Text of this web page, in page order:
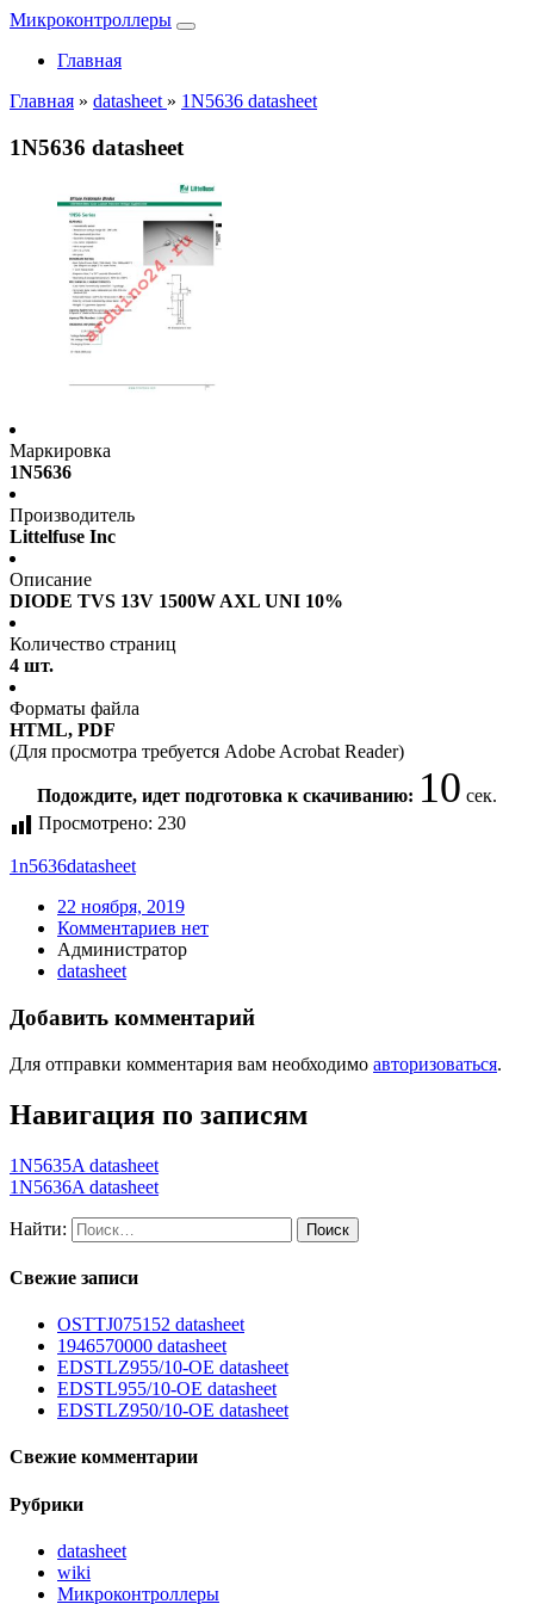
Микроконтроллеры
Главная
Главная » datasheet » 1N5636 datasheet
1N5636 datasheet
Маркировка
1N5636
Производитель
Littelfuse Inc
Описание
DIODE TVS 13V 1500W AXL UNI 10%
Количество страниц
4 шт.
Форматы файла
HTML, PDF
(Для просмотра требуется Adobe Acrobat Reader)
Подождите, идет подготовка к скачиванию: 10 сек.
Просмотрено: 230
1n5636datasheet
22 ноября, 2019
Комментариев нет
Администратор
datasheet
Добавить комментарий
Для отправки комментария вам необходимо авторизоваться.
Навигация по записям
1N5635A datasheet
1N5636A datasheet
Найти:
Свежие записи
OSTTJ075152 datasheet
1946570000 datasheet
EDSTLZ955/10-OE datasheet
EDSTL955/10-OE datasheet
EDSTLZ950/10-OE datasheet
Свежие комментарии
Рубрики
datasheet
wiki
Микроконтроллеры